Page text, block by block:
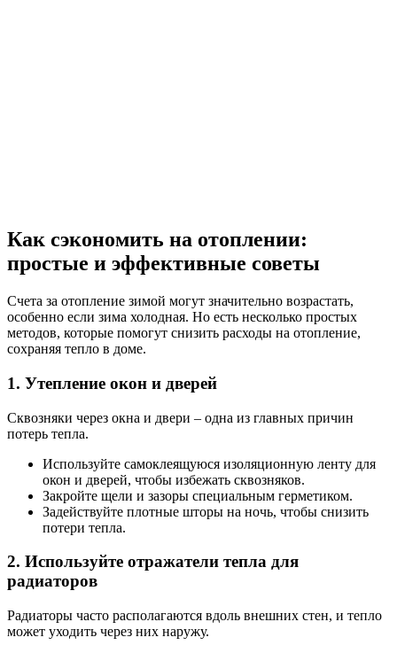
Как сэкономить на отоплении:
простые и эффективные советы
Счета за отопление зимой могут значительно возрастать,
особенно если зима холодная. Но есть несколько простых
методов, которые помогут снизить расходы на отопление,
сохраняя тепло в доме.
1. Утепление окон и дверей
Сквозняки через окна и двери – одна из главных причин
потерь тепла.
Используйте самоклеящуюся изоляционную ленту для
окон и дверей, чтобы избежать сквозняков.
Закройте щели и зазоры специальным герметиком.
Задействуйте плотные шторы на ночь, чтобы снизить
потери тепла.
2. Используйте отражатели тепла для
радиаторов
Радиаторы часто располагаются вдоль внешних стен, и тепло
может уходить через них наружу.